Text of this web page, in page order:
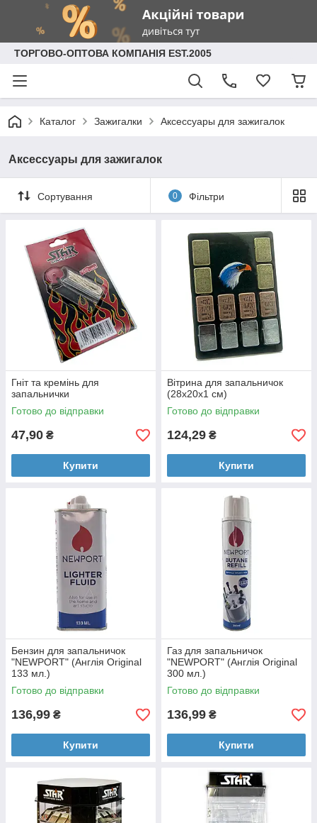
ТОРГОВО-ОПТОВА КОМПАНІЯ EST.2005
Каталог Зажигалки Аксессуары для зажигалок
Аксессуары для зажигалок
Сортування 0 Фільтри
Гніт та кремінь для
запальнички
Готово до відправки
47,90 ₴
Купити
Вітрина для запальничок
(28х20х1 см)
Готово до відправки
124,29 ₴
Купити
Бензин для запальничок
"NEWPORT" (Англія Original
133 мл.)
Готово до відправки
136,99 ₴
Купити
Газ для запальничок
"NEWPORT" (Англія Original
300 мл.)
Готово до відправки
136,99 ₴
Купити